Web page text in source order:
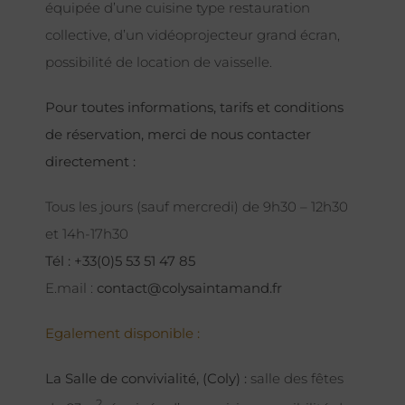
équipée d’une cuisine type restauration
collective, d’un vidéoprojecteur grand écran,
possibilité de location de vaisselle.
Pour toutes informations, tarifs et conditions
de réservation, merci de nous contacter
directement :
Tous les jours (sauf mercredi) de 9h30 – 12h30
et 14h-17h30
Tél : +33(0)5 53 51 47 85
E.mail : contact@colysaintamand.fr
Egalement disponible :
La Salle de convivialité, (Coly) : salle des fêtes